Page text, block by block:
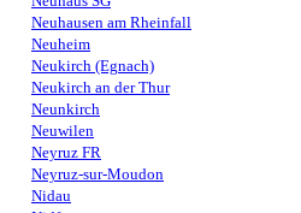
Neuhausen am Rheinfall
Neuheim
Neukirch (Egnach)
Neukirch an der Thur
Neunkirch
Neuwilen
Neyruz FR
Neyruz-sur-Moudon
Nidau